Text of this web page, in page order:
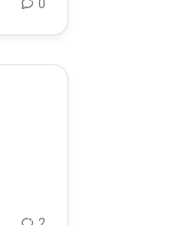
0